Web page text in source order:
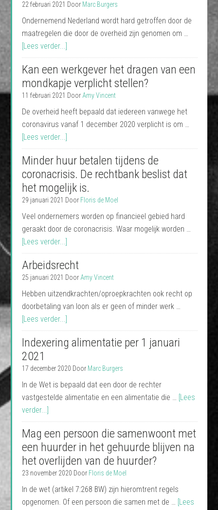
22 februari 2021 Door Marc Burgers
Ondernemend Nederland wordt hard getroffen door de
maatregelen die door de overheid zijn genomen om …
[Lees verder...]
Kan een werkgever het dragen van een
mondkapje verplicht stellen?
11 februari 2021 Door Amy Vincent
De overheid heeft bepaald dat iedereen vanwege het
coronavirus vanaf 1 december 2020 verplicht is om …
[Lees verder...]
Minder huur betalen tijdens de
coronacrisis. De rechtbank beslist dat
het mogelijk is.
29 januari 2021 Door Floris de Moel
Veel ondernemers worden op financieel gebied hard
geraakt door de coronacrisis. Waar mogelijk worden …
[Lees verder...]
Arbeidsrecht
25 januari 2021 Door Amy Vincent
Hebben uitzendkrachten/oproepkrachten ook recht op
doorbetaling van loon als er geen of minder werk …
[Lees verder...]
Indexering alimentatie per 1 januari
2021
17 december 2020 Door Marc Burgers
In de Wet is bepaald dat een door de rechter
vastgestelde alimentatie en een alimentatie die … [Lees
verder...]
Mag een persoon die samenwoont met
een huurder in het gehuurde blijven na
het overlijden van de huurder?
23 november 2020 Door Floris de Moel
In de wet (artikel 7:268 BW) zijn hieromtrent regels
opgenomen. Of een persoon die samen met de … [Lees